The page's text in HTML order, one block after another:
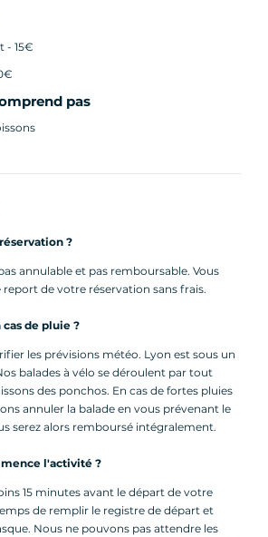
- 15€
pas
?
annulable et pas remboursable. Vous
de votre réservation sans frais.
de pluie ?
les prévisions météo. Lyon est sous un
balades à vélo se déroulent par tout
des ponchos. En cas de fortes pluies
annuler la balade en vous prévenant le
serez alors remboursé intégralement.
l'activité ?
15 minutes avant le départ de votre
de remplir le registre de départ et
Nous ne pouvons pas attendre les